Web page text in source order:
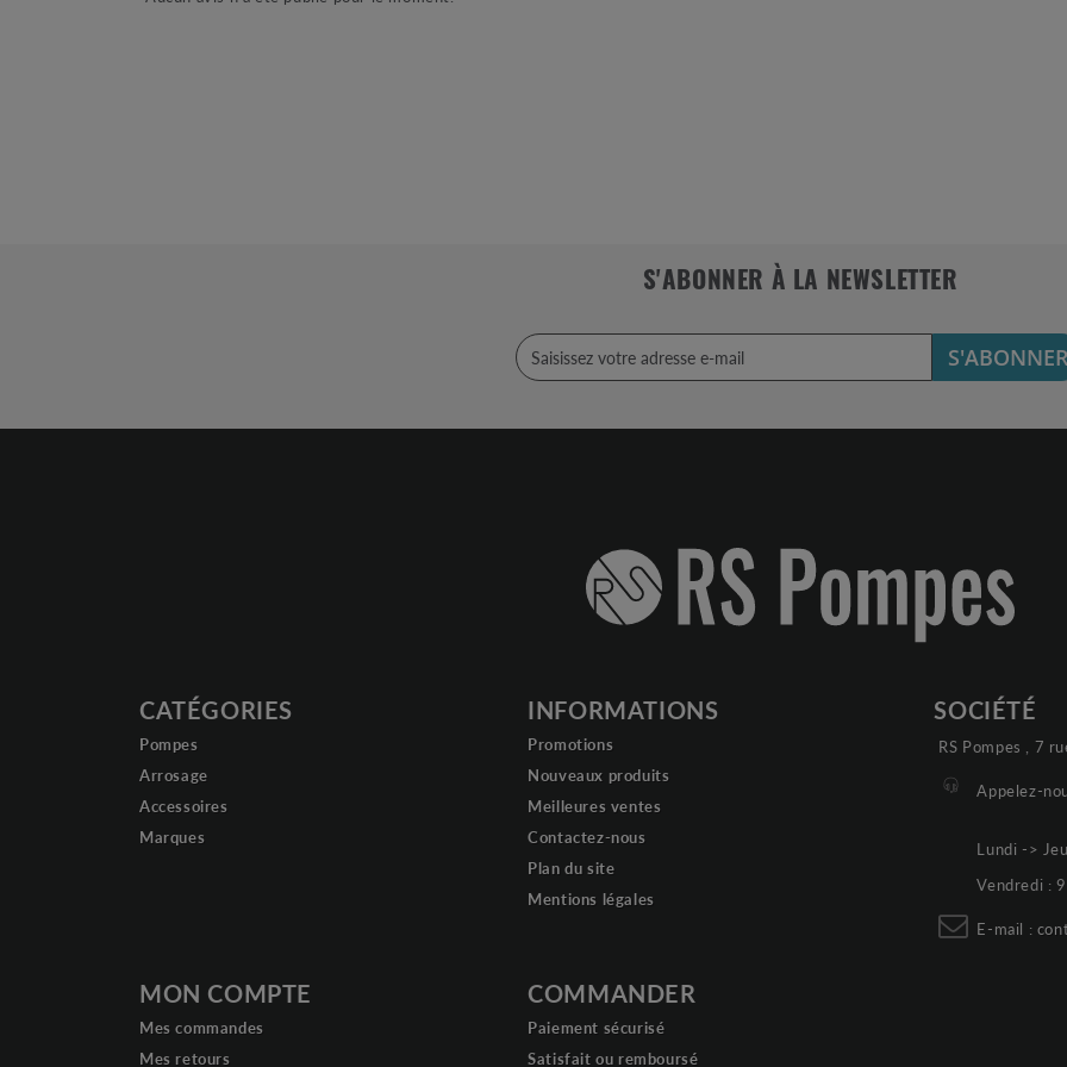
S'ABONNER À LA NEWSLETTER
CATÉGORIES
Pompes
Arrosage
Accessoires
Marques
INFORMATIONS
Promotions
Nouveaux produits
Meilleures ventes
Contactez-nous
Plan du site
Mentions légales
MON COMPTE
Mes commandes
Mes retours
COMMANDER
Paiement sécurisé
Satisfait ou remboursé
SOCIÉTÉ
RS Pompes , 7
Appelez-
Lundi ->
Vendredi :
E-mail :